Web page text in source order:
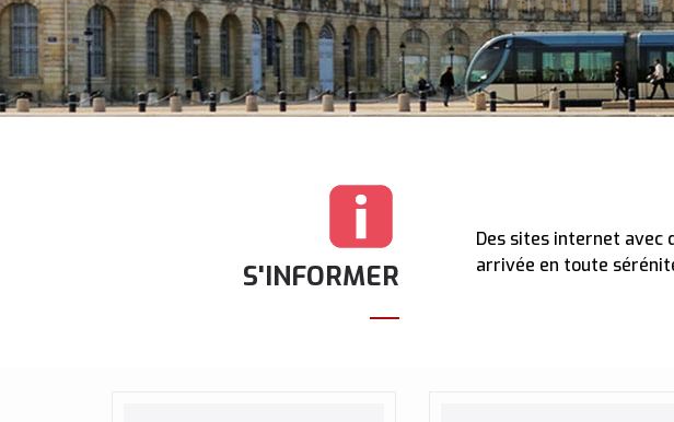
S'INFORMER
Des sites internet
arrivée en toute